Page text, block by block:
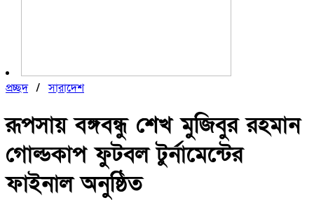
প্রচ্ছদ/সারাদেশ
রূপসায় বঙ্গবন্ধু শেখ মুজিবুর রহমান
গোল্ডকাপ ফুটবল টুর্নামেন্টের
ফাইনাল অনুষ্ঠিত